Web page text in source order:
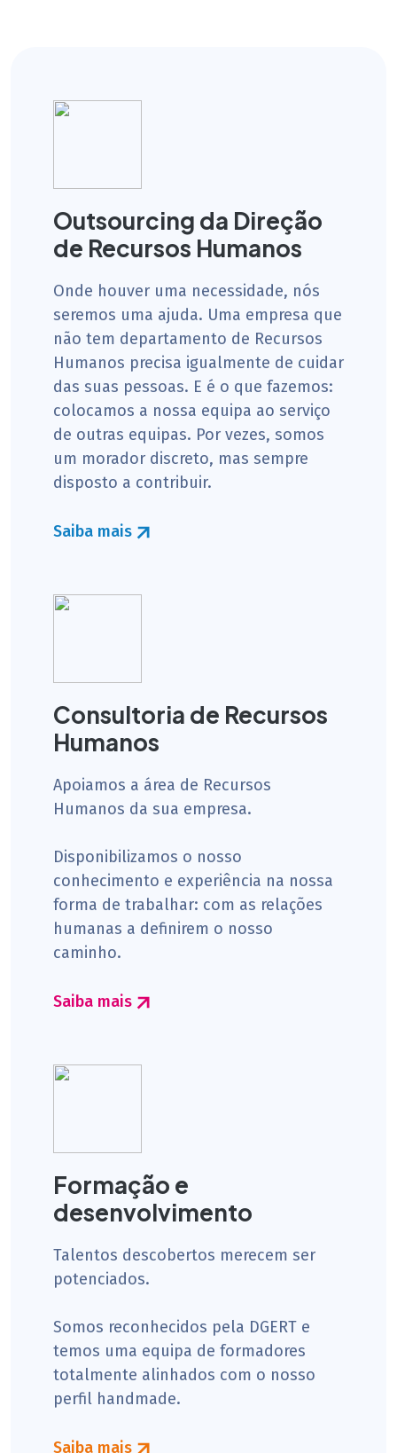
Outsourcing da Direção
de Recursos Humanos
Onde houver uma necessidade, nós
seremos uma ajuda. Uma empresa que
não tem departamento de Recursos
Humanos precisa igualmente de cuidar
das suas pessoas. E é o que fazemos:
colocamos a nossa equipa ao serviço
de outras equipas. Por vezes, somos
um morador discreto, mas sempre
disposto a contribuir.
Saiba mais
Consultoria de Recursos
Humanos
Apoiamos a área de Recursos
Humanos da sua empresa.
Disponibilizamos o nosso
conhecimento e experiência na nossa
forma de trabalhar: com as relações
humanas a definirem o nosso
caminho.
Saiba mais
Formação e
desenvolvimento
Talentos descobertos merecem ser
potenciados.
Somos reconhecidos pela DGERT e
temos uma equipa de formadores
totalmente alinhados com o nosso
perfil handmade.
Saiba mais